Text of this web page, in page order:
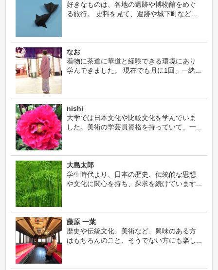
好きなものは、各地の遺跡や博物館をめぐ
る旅行。 史料を見て、遺跡や城下町など...
なお
着物に茶道に華道と経験できる環境にあり
学んできました。 現在でも月に1回、一緒...
nishi
大学では日本文化や比較文化を学んでいま
した。美術の学芸員資格を持っていて、一...
大島太郎
学生時代より、日本の歴史、伝統的な思想
や文化に関心を持ち、探求を続けています...
藤原 一葉
歴史や伝統文化、美術など、興味のある方
はもちろんのこと、そうでない方にも楽し...